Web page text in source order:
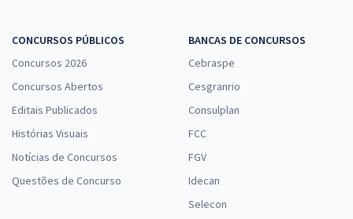
CONCURSOS PÚBLICOS
Concursos 2026
Concursos Abertos
Editais Publicados
Histórias Visuais
Notícias de Concursos
Questões de Concurso
BANCAS DE CONCURSOS
Cebraspe
Cesgranrio
Consulplan
FCC
FGV
Idecan
Selecon